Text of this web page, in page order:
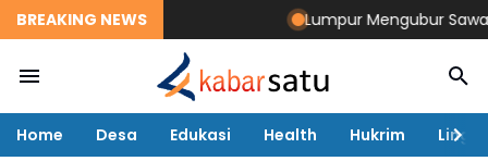
BREAKING NEWS Lumpur Mengubur Sawah
Home Desa Edukasi Health Hukrim